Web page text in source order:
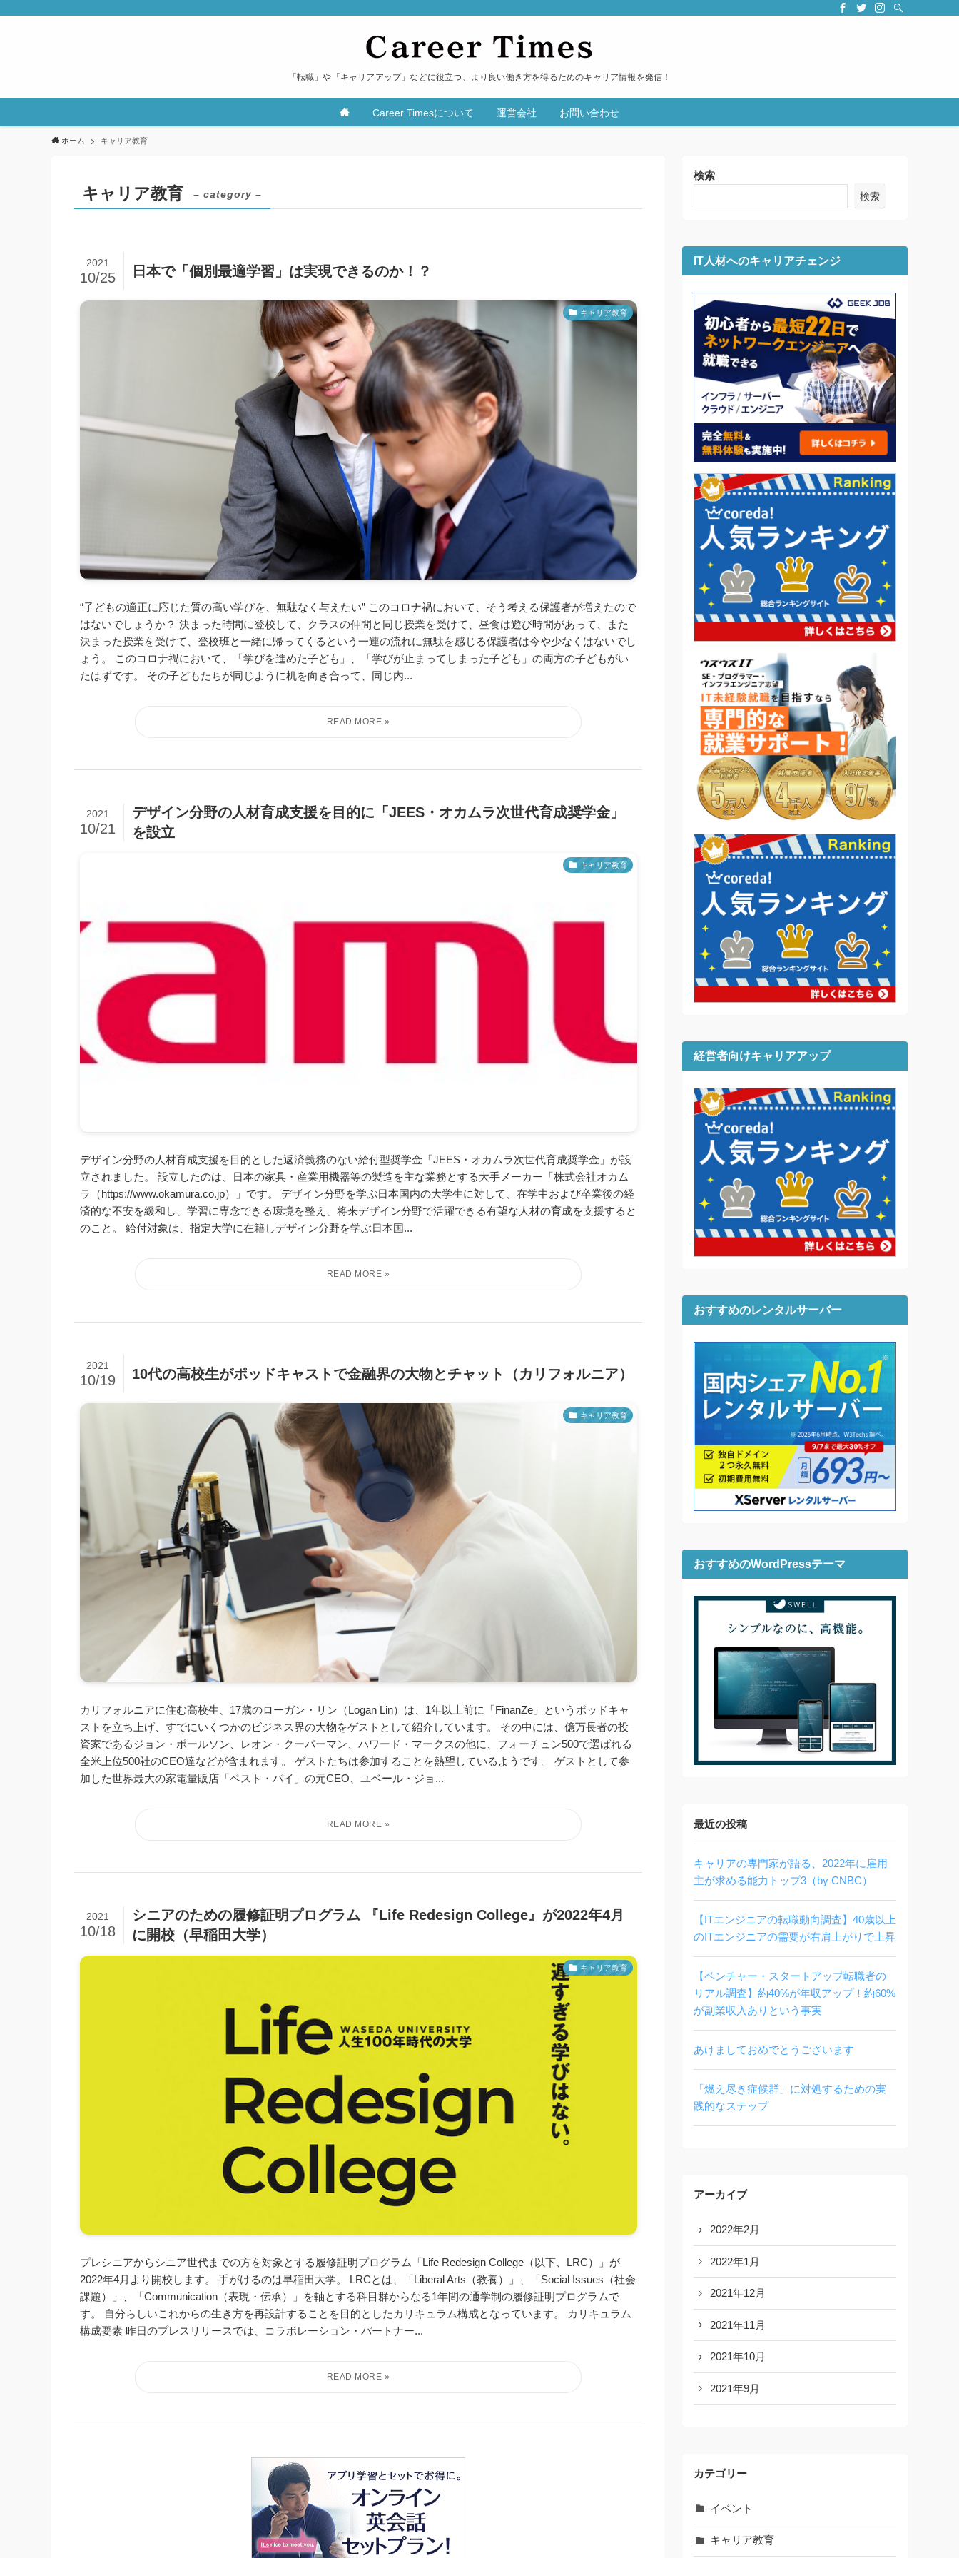
「転職」や「キャリアアップ」などに役立つ、より良い働き方を得るためのキャリア情報を発信！
Career Timesについて 運営会社 お問い合わせ
ホーム キャリア教育
キャリア教育 – category –
日本で「個別最適学習」は実現できるのか！？
2021
10/25
キャリア教育
“子どもの適正に応じた質の高い学びを、無駄なく与えたい” このコロナ禍において、そう考える保護者が増えたので
はないでしょうか？ 決まった時間に登校して、クラスの仲間と同じ授業を受けて、昼食は遊び時間があって、また
決まった授業を受けて、登校班と一緒に帰ってくるという一連の流れに無駄を感じる保護者は今や少なくはないでし
ょう。 このコロナ禍において、「学びを進めた子ども」、「学びが止まってしまった子ども」の両方の子どもがい
たはずです。 その子どもたちが同じように机を向き合って、同じ内...
デザイン分野の人材育成支援を目的に「JEES・オカムラ次世代育成奨学金」
を設立
2021
10/21
キャリア教育
デザイン分野の人材育成支援を目的とした返済義務のない給付型奨学金「JEES・オカムラ次世代育成奨学金」が設
立されました。 設立したのは、日本の家具・産業用機器等の製造を主な業務とする大手メーカー「株式会社オカム
ラ（https://www.okamura.co.jp）」です。 デザイン分野を学ぶ日本国内の大学生に対して、在学中および卒業後の経
済的な不安を緩和し、学習に専念できる環境を整え、将来デザイン分野で活躍できる有望な人材の育成を支援すると
のこと。 給付対象は、指定大学に在籍しデザイン分野を学ぶ日本国...
10代の高校生がポッドキャストで金融界の大物とチャット（カリフォルニア）
2021
10/19
キャリア教育
カリフォルニアに住む高校生、17歳のローガン・リン（Logan Lin）は、1年以上前に「FinanZe」というポッドキャ
ストを立ち上げ、すでにいくつかのビジネス界の大物をゲストとして紹介しています。 その中には、億万長者の投
資家であるジョン・ポールソン、レオン・クーパーマン、ハワード・マークスの他に、フォーチュン500で選ばれる
全米上位500社のCEO達などが含まれます。 ゲストたちは参加することを熱望しているようです。 ゲストとして参
加した世界最大の家電量販店「ベスト・バイ」の元CEO、ユベール・ジョ...
シニアのための履修証明プログラム 『Life Redesign College』が2022年4月
に開校（早稲田大学）
2021
10/18
キャリア教育
プレシニアからシニア世代までの方を対象とする履修証明プログラム「Life Redesign College（以下、LRC）」が
2022年4月より開校します。 手がけるのは早稲田大学。 LRCとは、「Liberal Arts（教養）」、「Social Issues（社会
課題）」、「Communication（表現・伝承）」を軸とする科目群からなる1年間の通学制の履修証明プログラムで
す。 自分らしいこれからの生き方を再設計することを目的としたカリキュラム構成となっています。 カリキュラム
構成要素 昨日のプレスリリースでは、コラボレーション・パートナー...
検索
検索
IT人材へのキャリアチェンジ
経営者向けキャリアアップ
おすすめのレンタルサーバー
おすすめのWordPressテーマ
最近の投稿
キャリアの専門家が語る、2022年に雇用
主が求める能力トップ3（by CNBC）
【ITエンジニアの転職動向調査】40歳以上
のITエンジニアの需要が右肩上がりで上昇
【ベンチャー・スタートアップ転職者の
リアル調査】約40%が年収アップ！約60%
が副業収入ありという事実
あけましておめでとうございます
「燃え尽き症候群」に対処するための実
践的なステップ
アーカイブ
2022年2月
2022年1月
2021年12月
2021年11月
2021年10月
2021年9月
カテゴリー
イベント
キャリア教育